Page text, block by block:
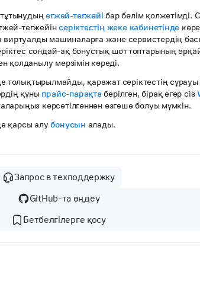
тұтынудыңегжей-тегжейі бар бөлім қолжетімді.
тегжейінсеріктестің жеке кабинетінде
машиналарға және сервистердің
сондай-ақ бонустық шот топтарының
мерзімін көреді.
толықтырылмайды, қаражат серіктестің
құны прайс-парақта берілген, бірақ егер сіз
көрсетілгеннен өзгеше болуы мүмкін.
қарсы алубонусын алады.
Запрос в техподдержку
GitHub-та өңдеу
Бетбелгілерге қосу